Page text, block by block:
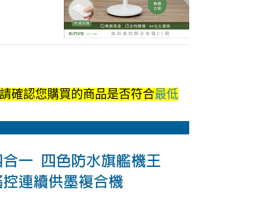
確認您購買的商品是否符合最低